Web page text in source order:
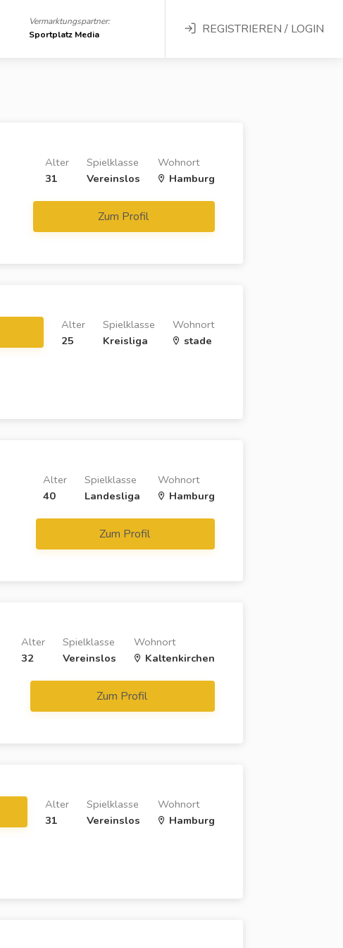
Vermarktungspartner:
Sportplatz Media
REGISTRIEREN / LOGIN
Wohnort
Hamburg
Spielklasse
Vereinslos
Alter
31
Zum Profil
Wohnort
stade
Spielklasse
Kreisliga
Alter
25
Wohnort
Hamburg
Spielklasse
Landesliga
Alter
40
Zum Profil
Wohnort
Kaltenkirchen
Spielklasse
Vereinslos
Alter
32
Zum Profil
Wohnort
Hamburg
Spielklasse
Vereinslos
Alter
31